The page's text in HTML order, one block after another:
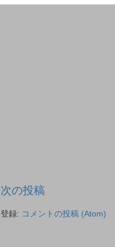
次の投稿
登録: コメントの投稿 (Atom)